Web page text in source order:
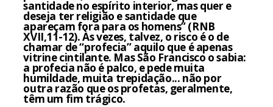
santidade no espírito interior, mas quer e
deseja ter religião e santidade que
apareçam fora para os homens” (RNB
XVII,11-12). Às vezes, talvez, o risco é o de
chamar de “profecia” aquilo que é apenas
vitrine cintilante. Mas São Francisco o sabia:
a profecia não é palco, e pede muita
humildade, muita trepidação... não por
outra razão que os profetas, geralmente,
têm um fim trágico.